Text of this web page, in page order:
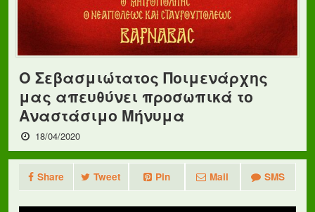
Ο Σεβασμιώτατος Ποιμενάρχης
μας απευθύνει προσωπικά το
Αναστάσιμο Μήνυμα
18/04/2020
Share Tweet Pin Mail SMS